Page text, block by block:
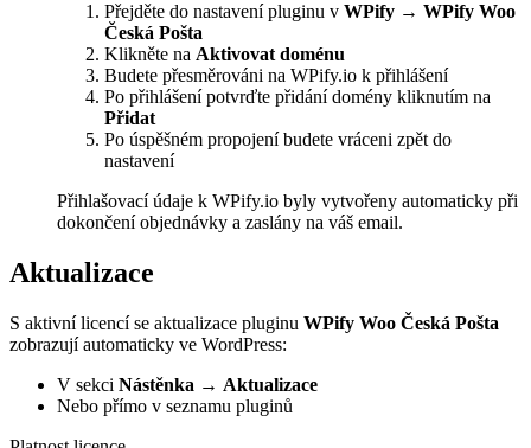
Přejděte do nastavení pluginu v WPify → WPify Woo
Česká Pošta
Klikněte na Aktivovat doménu
Budete přesměrováni na WPify.io k přihlášení
Po přihlášení potvrďte přidání domény kliknutím na
Přidat
Po úspěšném propojení budete vráceni zpět do
nastavení
Přihlašovací údaje k WPify.io byly vytvořeny automaticky při
dokončení objednávky a zaslány na váš email.
Aktualizace
S aktivní licencí se aktualizace pluginu WPify Woo Česká Pošta
zobrazují automaticky ve WordPress:
V sekci Nástěnka → Aktualizace
Nebo přímo v seznamu pluginů